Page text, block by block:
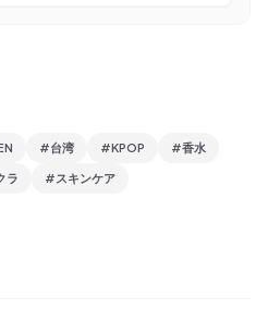
#台湾 #KPOP #香水
ラ #スキンケア